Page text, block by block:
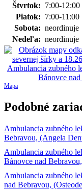
Štvrtok: 7:00-12:00
Piatok: 7:00-11:00
Sobota: neordinuje
Nedeľa: neordinuje
Mapa
Podobné
Ambulancia zubného
Bebravou, (Angela
Ambulancia zubného
Bánovce nad
Ambulancia zubného
nad Bebravou,